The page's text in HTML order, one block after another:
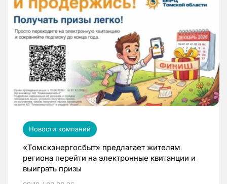
Новости компаний
«Томскэнергосбыт» предлагает жителям
региона перейти на электронные квитанции и
выиграть призы